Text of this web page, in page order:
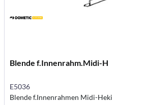
Blende f.Innenrahm.Midi-H
E5036
Blende f.Innenrahmen Midi-Heki